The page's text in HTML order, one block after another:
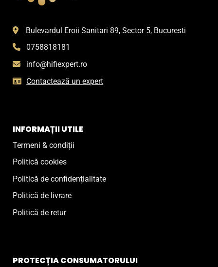
Bulevardul Eroii Sanitari 89, Sector 5, Bucuresti
0758818181
info@hifiexpert.ro
Contactează un expert
INFORMAȚII UTILE
Termeni & condiții
Politică cookies
Politică de confidențialitate
Politică de livrare
Politică de retur
PROTECȚIA CONSUMATORULUI